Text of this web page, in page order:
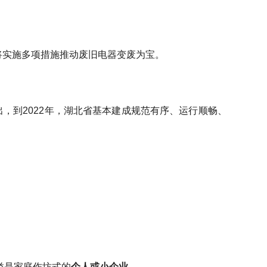
施多项措施推动废旧电器变废为宝。
到2022年，湖北省基本建成规范有序、运行顺畅、